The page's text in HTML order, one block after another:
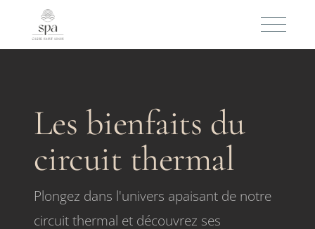
Les bienfaits du
circuit thermal
Plongez dans l'univers apaisant de notre
circuit thermal et découvrez ses